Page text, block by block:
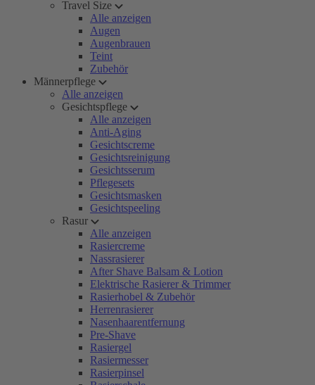
Travel Size
Alle anzeigen
Augen
Augenbrauen
Teint
Zubehör
Männerpflege
Alle anzeigen
Gesichtspflege
Alle anzeigen
Anti-Aging
Gesichtscreme
Gesichtsreinigung
Gesichtsserum
Pflegesets
Gesichtsmasken
Gesichtspeeling
Rasur
Alle anzeigen
Rasiercreme
Nassrasierer
After Shave Balsam & Lotion
Elektrische Rasierer & Trimmer
Rasierhobel & Zubehör
Herrenrasierer
Nasenhaarentfernung
Pre-Shave
Rasiergel
Rasiermesser
Rasierpinsel